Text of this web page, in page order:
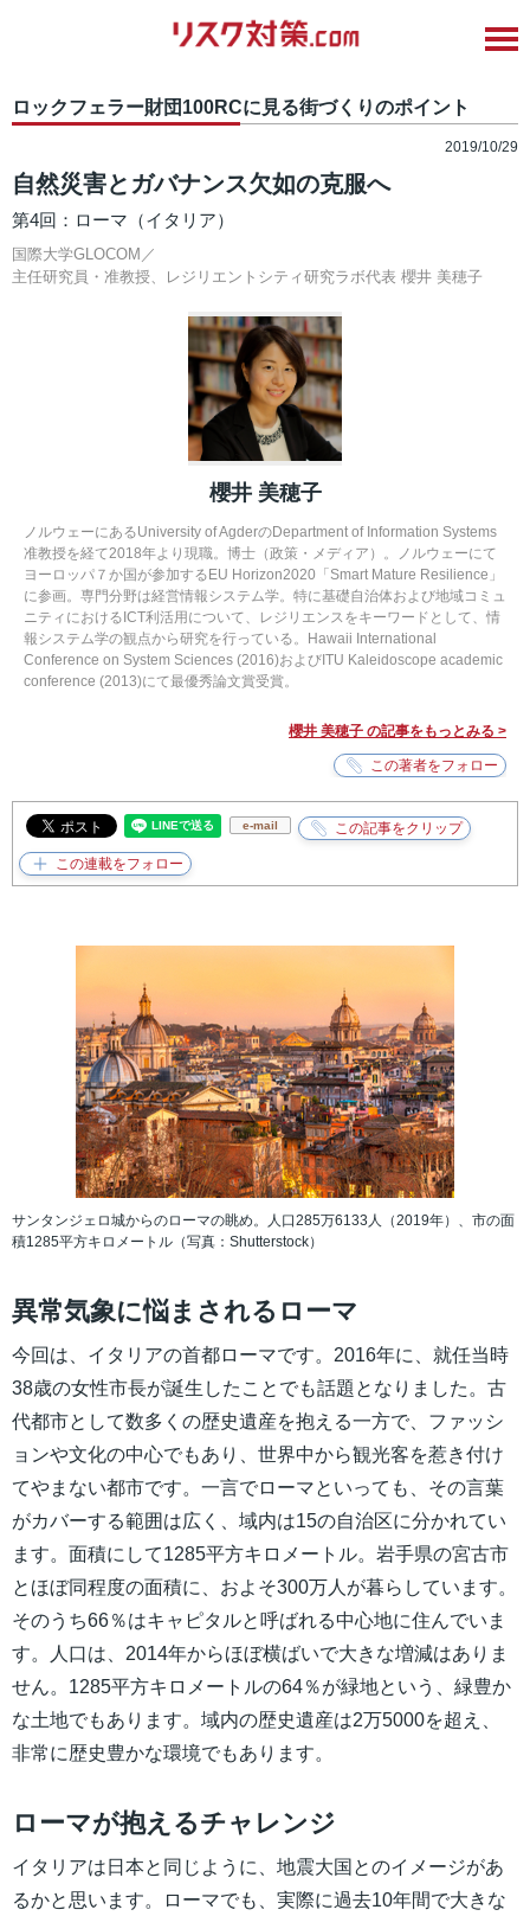
ロックフェラー財団100RCに見る街づくりのポイント
2019/10/29
自然災害とガバナンス欠如の克服へ
第4回：ローマ（イタリア）
国際大学GLOCOM／
主任研究員・准教授、レジリエントシティ研究ラボ代表 櫻井 美穂子
櫻井 美穂子
ノルウェーにあるUniversity of AgderのDepartment of Information Systems
准教授を経て2018年より現職。博士（政策・メディア）。ノルウェーにて
ヨーロッパ７か国が参加するEU Horizon2020「Smart Mature Resilience」
に参画。専門分野は経営情報システム学。特に基礎自治体および地域コミュ
ニティにおけるICT利活用について、レジリエンスをキーワードとして、情
報システム学の観点から研究を行っている。Hawaii International
Conference on System Sciences (2016)およびITU Kaleidoscope academic
conference (2013)にて最優秀論文賞受賞。
櫻井 美穂子 の記事をもっとみる >
e-mail
サンタンジェロ城からのローマの眺め。人口285万6133人（2019年）、市の面
積1285平方キロメートル（写真：Shutterstock）
異常気象に悩まされるローマ
今回は、イタリアの首都ローマです。2016年に、就任当時
38歳の女性市長が誕生したことでも話題となりました。古
代都市として数多くの歴史遺産を抱える一方で、ファッシ
ョンや文化の中心でもあり、世界中から観光客を惹き付け
てやまない都市です。一言でローマといっても、その言葉
がカバーする範囲は広く、域内は15の自治区に分かれてい
ます。面積にして1285平方キロメートル。岩手県の宮古市
とほぼ同程度の面積に、およそ300万人が暮らしています。
そのうち66％はキャピタルと呼ばれる中心地に住んでいま
す。人口は、2014年からほぼ横ばいで大きな増減はありま
せん。1285平方キロメートルの64％が緑地という、緑豊か
な土地でもあります。域内の歴史遺産は2万5000を超え、
非常に歴史豊かな環境でもあります。
ローマが抱えるチャレンジ
イタリアは日本と同じように、地震大国とのイメージがあ
るかと思います。ローマでも、実際に過去10年間で大きな